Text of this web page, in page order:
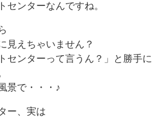
センターなんですね。
見えちゃいません？
センターって言うん？」と勝手に
景で・・・♪
ー、実は